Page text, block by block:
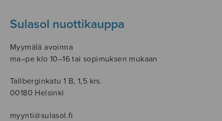
Sulasol nuottikauppa
Myymälä avoinna
ma–pe klo 10–16 tai sopimuksen mukaan
Tallberginkatu 1 B, 1,5 krs.
00180 Helsinki
myynti@sulasol.fi